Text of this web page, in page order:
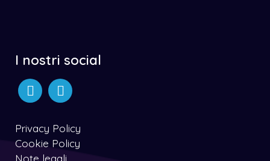
I nostri social
Privacy Policy
Cookie Policy
Note legali